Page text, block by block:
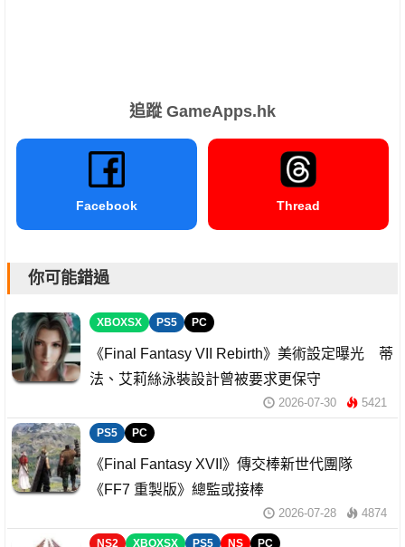
追蹤 GameApps.hk
Facebook Thread
你可能錯過
XBOXSX PS5 PC
《Final Fantasy VII Rebirth》美術設定曝光 蒂
法、艾莉絲泳裝設計曾被要求更保守
2026-07-30 5421
PS5 PC
《Final Fantasy XVII》傳交棒新世代團隊
《FF7 重製版》總監或接棒
2026-07-28 4874
NS2 XBOXSX PS5 NS PC